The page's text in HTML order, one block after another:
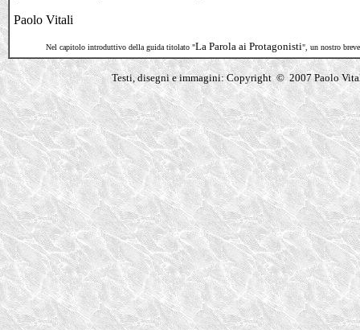
Paolo Vitali
Nel capitolo introduttivo della guida titolato "La Parola ai Protagonisti", un nostro
Testi, disegni e immagini: Copyright © 2007 Paolo